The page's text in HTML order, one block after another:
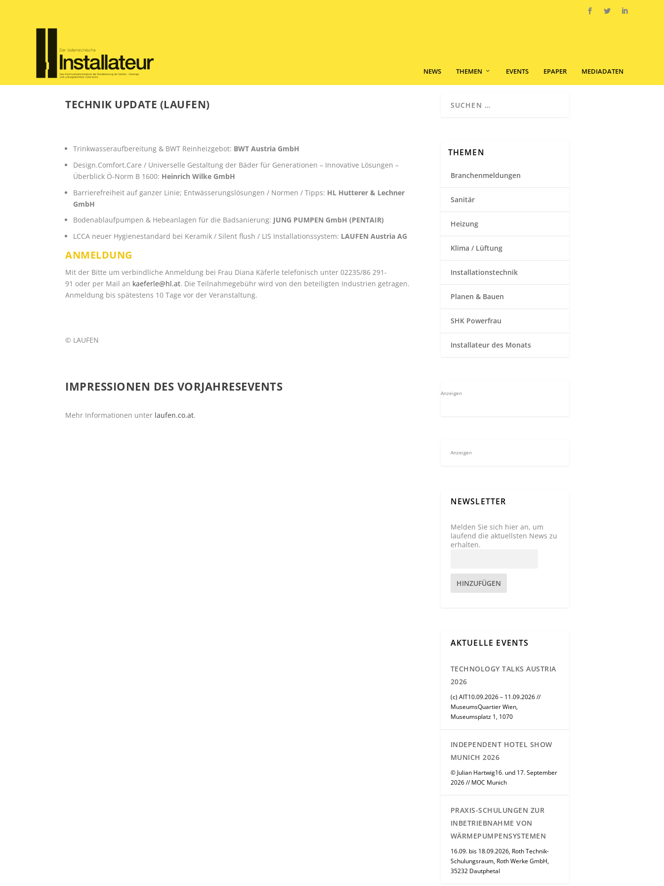
NEWS THEMEN EVENTS EPAPER MEDIADATEN
TECHNIK UPDATE (LAUFEN)
Trinkwasseraufbereitung & BWT Reinheizgebot: BWT Austria GmbH
Design.Comfort.Care / Universelle Gestaltung der Bäder für Generationen – Innovative Lösungen –
Überblick Ö-Norm B 1600: Heinrich Wilke GmbH
Barrierefreiheit auf ganzer Linie; Entwässerungslösungen / Normen / Tipps: HL Hutterer & Lechner
GmbH
Bodenablaufpumpen & Hebeanlagen für die Badsanierung: JUNG PUMPEN GmbH (PENTAIR)
LCCA neuer Hygienestandard bei Keramik / Silent flush / LIS Installationssystem: LAUFEN Austria AG
ANMELDUNG
Mit der Bitte um verbindliche Anmeldung bei Frau Diana Käferle telefonisch unter 02235/86 291-
91 oder per Mail an kaeferle@hl.at. Die Teilnahmegebühr wird von den beteiligten Industrien getragen.
Anmeldung bis spätestens 10 Tage vor der Veranstaltung.
© LAUFEN
IMPRESSIONEN DES VORJAHRESEVENTS
Mehr Informationen unter laufen.co.at.
THEMEN
Branchenmeldungen
Sanitär
Heizung
Klima / Lüftung
Installationstechnik
Planen & Bauen
SHK Powerfrau
Installateur des Monats
Anzeigen
Anzeigen
NEWSLETTER
Melden Sie sich hier an, um
laufend die aktuellsten News zu
erhalten.
HINZUFÜGEN
AKTUELLE EVENTS
TECHNOLOGY TALKS AUSTRIA
2026
(c) AIT10.09.2026 – 11.09.2026 //
MuseumsQuartier Wien,
Museumsplatz 1, 1070
INDEPENDENT HOTEL SHOW
MUNICH 2026
© Julian Hartwig16. und 17. September
2026 // MOC Munich
PRAXIS-SCHULUNGEN ZUR
INBETRIEBNAHME VON
WÄRMEPUMPENSYSTEMEN
16.09. bis 18.09.2026, Roth Technik-
Schulungsraum, Roth Werke GmbH,
35232 Dautphetal